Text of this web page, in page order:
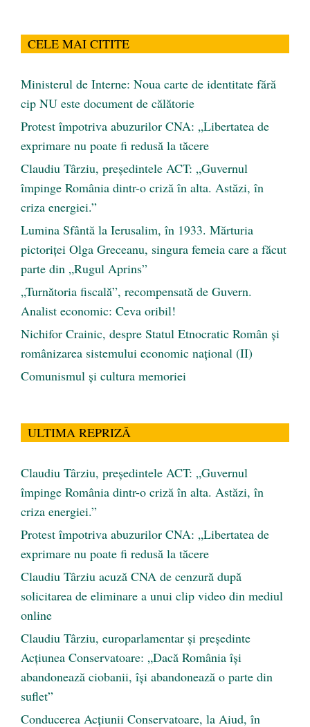
CELE MAI CITITE
Ministerul de Interne: Noua carte de identitate fără
cip NU este document de călătorie
Protest împotriva abuzurilor CNA: „Libertatea de
exprimare nu poate fi redusă la tăcere
Claudiu Târziu, președintele ACT: „Guvernul
împinge România dintr-o criză în alta. Astăzi, în
criza energiei.”
Lumina Sfântă la Ierusalim, în 1933. Mărturia
pictoriței Olga Greceanu, singura femeia care a făcut
parte din „Rugul Aprins”
„Turnătoria fiscală”, recompensată de Guvern.
Analist economic: Ceva oribil!
Nichifor Crainic, despre Statul Etnocratic Român şi
românizarea sistemului economic naţional (II)
Comunismul şi cultura memoriei
ULTIMA REPRIZĂ
Claudiu Târziu, președintele ACT: „Guvernul
împinge România dintr-o criză în alta. Astăzi, în
criza energiei.”
Protest împotriva abuzurilor CNA: „Libertatea de
exprimare nu poate fi redusă la tăcere
Claudiu Târziu acuză CNA de cenzură după
solicitarea de eliminare a unui clip video din mediul
online
Claudiu Târziu, europarlamentar și președinte
Acțiunea Conservatoare: „Dacă România își
abandonează ciobanii, își abandonează o parte din
suflet”
Conducerea Acțiunii Conservatoare, la Aiud, în